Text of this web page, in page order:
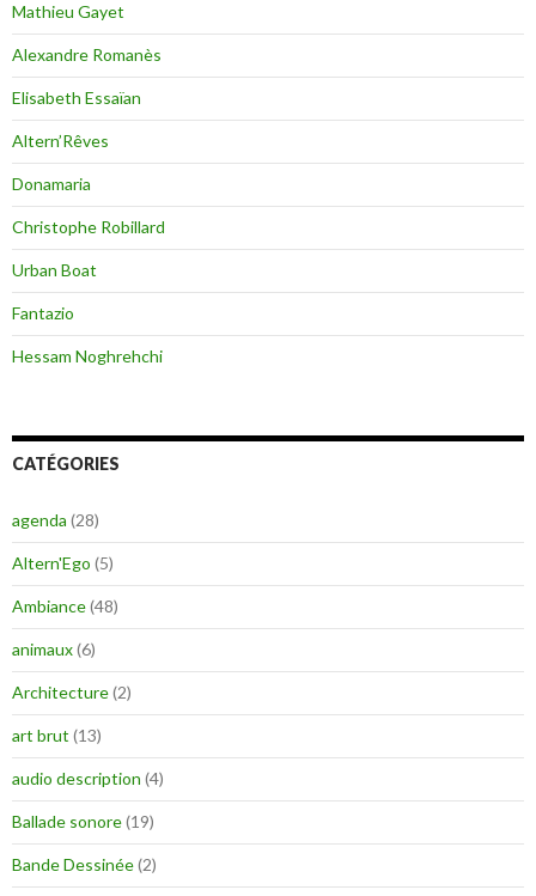
Mathieu Gayet
Alexandre Romanès
Elisabeth Essaïan
Altern’Rêves
Donamaria
Christophe Robillard
Urban Boat
Fantazio
Hessam Noghrehchi
CATÉGORIES
agenda (28)
Altern'Ego (5)
Ambiance(48)
animaux(6)
Architecture(2)
art brut (13)
audio description (4)
Ballade sonore(19)
Bande Dessinée(2)